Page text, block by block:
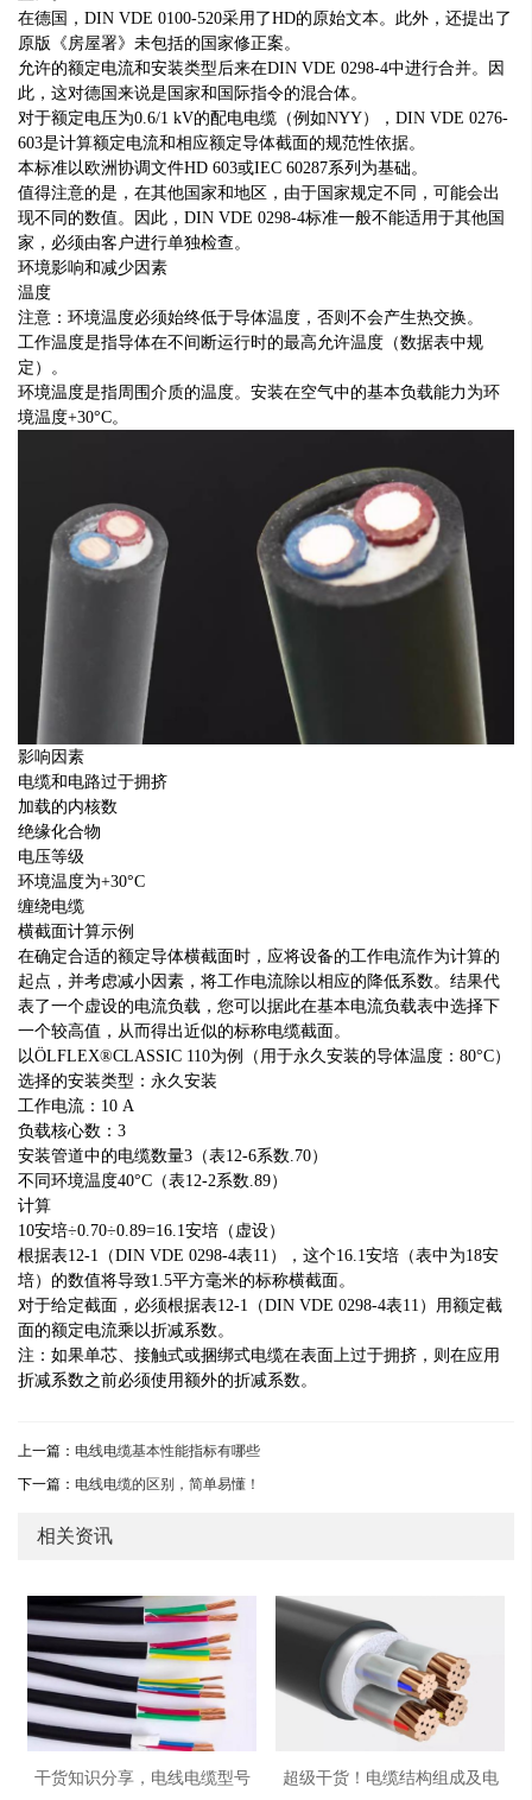
在德国，DIN VDE 0100-520采用了HD的原始文本。此外，还提出了
原版《房屋署》未包括的国家修正案。
允许的额定电流和安装类型后来在DIN VDE 0298-4中进行合并。因
此，这对德国来说是国家和国际指令的混合体。
对于额定电压为0.6/1 kV的配电电缆（例如NYY），DIN VDE 0276-
603是计算额定电流和相应额定导体截面的规范性依据。
本标准以欧洲协调文件HD 603或IEC 60287系列为基础。
值得注意的是，在其他国家和地区，由于国家规定不同，可能会出
现不同的数值。因此，DIN VDE 0298-4标准一般不能适用于其他国
家，必须由客户进行单独检查。
环境影响和减少因素
温度
注意：环境温度必须始终低于导体温度，否则不会产生热交换。
工作温度是指导体在不间断运行时的最高允许温度（数据表中规
定）。
环境温度是指周围介质的温度。安装在空气中的基本负载能力为环
境温度+30°C。
影响因素
电缆和电路过于拥挤
加载的内核数
绝缘化合物
电压等级
环境温度为+30°C
缠绕电缆
横截面计算示例
在确定合适的额定导体横截面时，应将设备的工作电流作为计算的
起点，并考虑减小因素，将工作电流除以相应的降低系数。结果代
表了一个虚设的电流负载，您可以据此在基本电流负载表中选择下
一个较高值，从而得出近似的标称电缆截面。
以ÖLFLEX®CLASSIC 110为例（用于永久安装的导体温度：80°C）
选择的安装类型：永久安装
工作电流：10 A
负载核心数：3
安装管道中的电缆数量3（表12-6系数.70）
不同环境温度40°C（表12-2系数.89）
计算
10安培÷0.70÷0.89=16.1安培（虚设）
根据表12-1（DIN VDE 0298-4表11），这个16.1安培（表中为18安
培）的数值将导致1.5平方毫米的标称横截面。
对于给定截面，必须根据表12-1（DIN VDE 0298-4表11）用额定截
面的额定电流乘以折减系数。
注：如果单芯、接触式或捆绑式电缆在表面上过于拥挤，则在应用
折减系数之前必须使用额外的折减系数。
上一篇： 电线电缆基本性能指标有哪些
下一篇： 电线电缆的区别，简单易懂！
相关资讯
干货知识分享，电线电缆型号 超级干货！电缆结构组成及电